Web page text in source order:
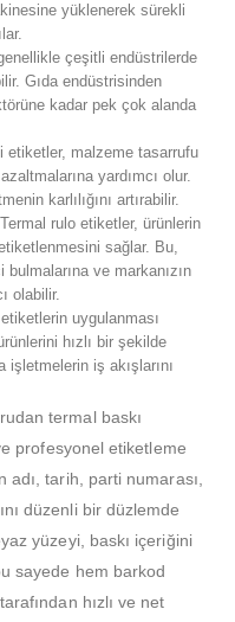
yüklenerek sürekli
çeşitli endüstrilerde
Gıda endüstrisinden
kadar pek çok alanda
etiketler, malzeme tasarrufu
yardımcı olur.
karlılığını artırabilir.
rulo etiketler, ürünlerin
sağlar. Bu,
ve markanızın
olabilir.
uygulanması
hızlı bir şekilde
iş akışlarını
termal baskı
profesyonel etiketleme
tarih, parti numarası,
düzenli bir düzlemde
yüzeyi, baskı içeriğini
sayede hem barkod
hızlı ve net